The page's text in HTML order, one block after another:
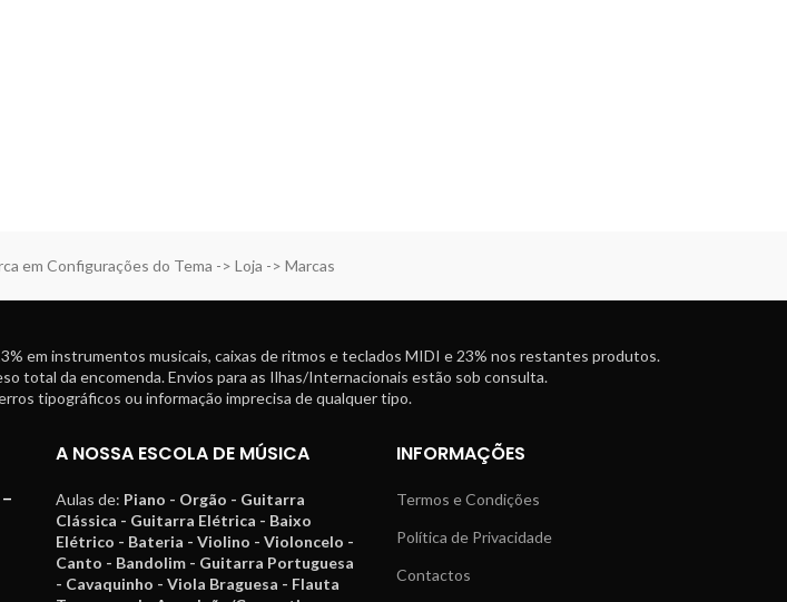
em Configurações do Tema -> Loja -> Marcas
em instrumentos musicais, caixas de ritmos e teclados MIDI e 23% nos restantes produtos.
total da encomenda. Envios para as Ilhas/Internacionais estão sob consulta.
tipográficos ou informação imprecisa de qualquer tipo.
A NOSSA ESCOLA DE MÚSICA
Aulas de: Piano - Orgão - Guitarra
Clássica - Guitarra Elétrica - Baixo
Elétrico - Bateria - Violino - Violoncelo -
Canto - Bandolim - Guitarra Portuguesa
- Cavaquinho - Viola Braguesa - Flauta
INFORMAÇÕES
Termos e Condições
Política de Privacidade
Contactos